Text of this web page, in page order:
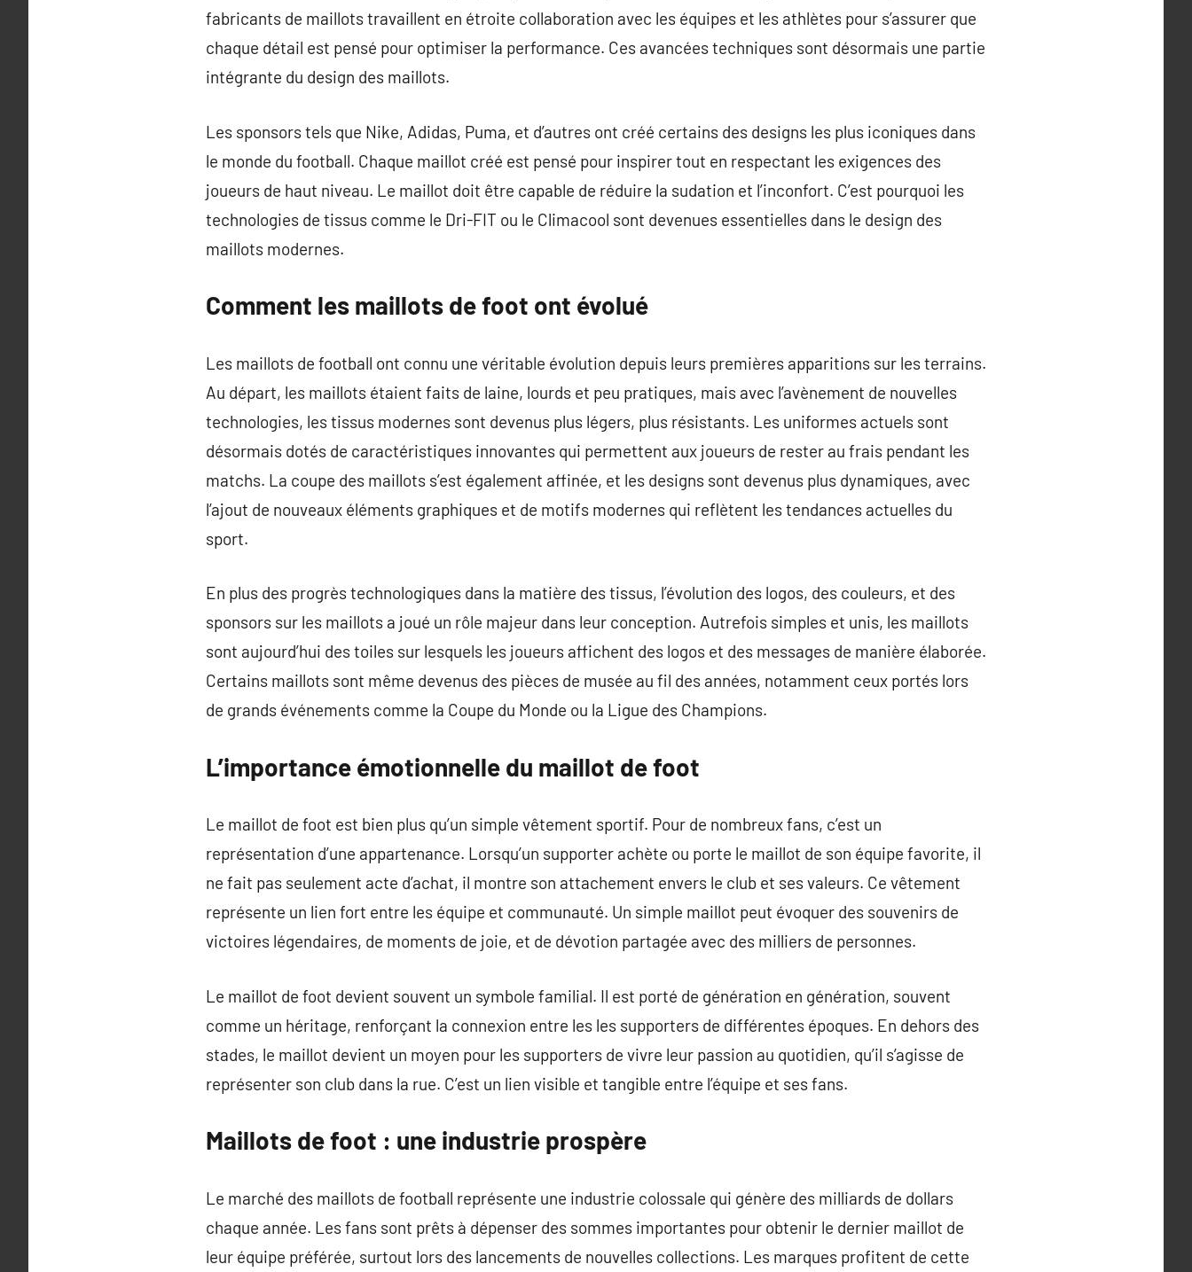
fabricants de maillots travaillent en étroite collaboration avec les équipes et les athlètes pour s’assurer que
chaque détail est pensé pour optimiser la performance. Ces avancées techniques sont désormais une partie
intégrante du design des maillots.
Les sponsors tels que Nike, Adidas, Puma, et d’autres ont créé certains des designs les plus iconiques dans
le monde du football. Chaque maillot créé est pensé pour inspirer tout en respectant les exigences des
joueurs de haut niveau. Le maillot doit être capable de réduire la sudation et l’inconfort. C’est pourquoi les
technologies de tissus comme le Dri-FIT ou le Climacool sont devenues essentielles dans le design des
maillots modernes.
Comment les maillots de foot ont évolué
Les maillots de football ont connu une véritable évolution depuis leurs premières apparitions sur les terrains.
Au départ, les maillots étaient faits de laine, lourds et peu pratiques, mais avec l’avènement de nouvelles
technologies, les tissus modernes sont devenus plus légers, plus résistants. Les uniformes actuels sont
désormais dotés de caractéristiques innovantes qui permettent aux joueurs de rester au frais pendant les
matchs. La coupe des maillots s’est également affinée, et les designs sont devenus plus dynamiques, avec
l’ajout de nouveaux éléments graphiques et de motifs modernes qui reflètent les tendances actuelles du
sport.
En plus des progrès technologiques dans la matière des tissus, l’évolution des logos, des couleurs, et des
sponsors sur les maillots a joué un rôle majeur dans leur conception. Autrefois simples et unis, les maillots
sont aujourd’hui des toiles sur lesquels les joueurs affichent des logos et des messages de manière élaborée.
Certains maillots sont même devenus des pièces de musée au fil des années, notamment ceux portés lors
de grands événements comme la Coupe du Monde ou la Ligue des Champions.
L’importance émotionnelle du maillot de foot
Le maillot de foot est bien plus qu’un simple vêtement sportif. Pour de nombreux fans, c’est un
représentation d’une appartenance. Lorsqu’un supporter achète ou porte le maillot de son équipe favorite, il
ne fait pas seulement acte d’achat, il montre son attachement envers le club et ses valeurs. Ce vêtement
représente un lien fort entre les équipe et communauté. Un simple maillot peut évoquer des souvenirs de
victoires légendaires, de moments de joie, et de dévotion partagée avec des milliers de personnes.
Le maillot de foot devient souvent un symbole familial. Il est porté de génération en génération, souvent
comme un héritage, renforçant la connexion entre les les supporters de différentes époques. En dehors des
stades, le maillot devient un moyen pour les supporters de vivre leur passion au quotidien, qu’il s’agisse de
représenter son club dans la rue. C’est un lien visible et tangible entre l’équipe et ses fans.
Maillots de foot : une industrie prospère
Le marché des maillots de football représente une industrie colossale qui génère des milliards de dollars
chaque année. Les fans sont prêts à dépenser des sommes importantes pour obtenir le dernier maillot de
leur équipe préférée, surtout lors des lancements de nouvelles collections. Les marques profitent de cette